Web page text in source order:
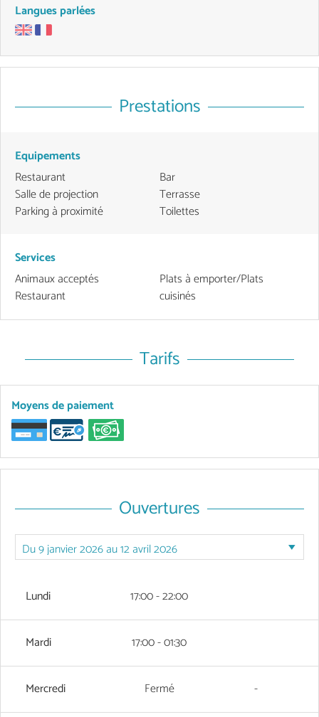
Langues parlées
Prestations
Equipements
Restaurant
Salle de projection
Parking à proximité
Bar
Terrasse
Toilettes
Services
Animaux acceptés
Restaurant
Plats à emporter/Plats
cuisinés
Tarifs
Moyens de paiement
Ouvertures
Lundi 17:00 - 22:00
Mardi 17:00 - 01:30
Mercredi Fermé -